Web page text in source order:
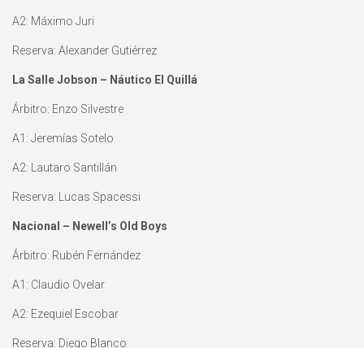
A2: Máximo Juri
Reserva: Alexander Gutiérrez
La Salle Jobson – Náutico El Quillá
Árbitro: Enzo Silvestre
A1: Jeremías Sotelo
A2: Lautaro Santillán
Reserva: Lucas Spacessi
Nacional – Newell’s Old Boys
Árbitro: Rubén Fernández
A1: Claudio Ovelar
A2: Ezequiel Escobar
Reserva: Diego Blanco